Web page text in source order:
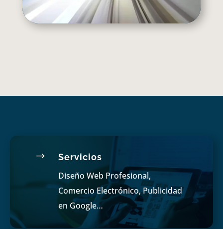
$ Servicios
Diseño Web Profesional,
Comercio Electrónico, Publicidad
en Google…